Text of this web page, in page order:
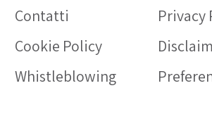
Contatti
Privacy
Cookie Policy
Whistleblowing